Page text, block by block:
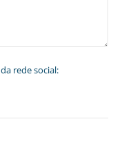
rede social: